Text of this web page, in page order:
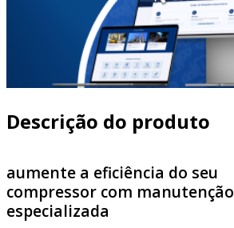
Descrição do produto
aumente a eficiência do seu
compressor com manutenção
especializada